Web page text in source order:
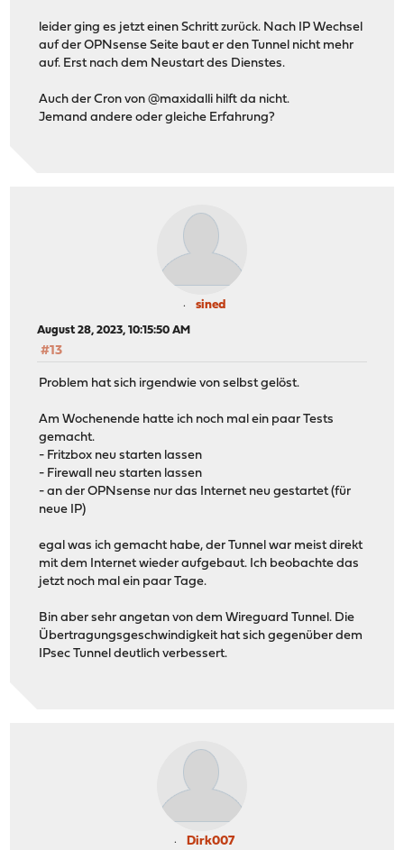
leider ging es jetzt einen Schritt zurück. Nach IP Wechsel
auf der OPNsense Seite baut er den Tunnel nicht mehr
auf. Erst nach dem Neustart des Dienstes.
Auch der Cron von @maxidalli hilft da nicht.
Jemand andere oder gleiche Erfahrung?
sined
August 28, 2023, 10:15:50 AM
#13
Problem hat sich irgendwie von selbst gelöst.
Am Wochenende hatte ich noch mal ein paar Tests
gemacht.
- Fritzbox neu starten lassen
- Firewall neu starten lassen
- an der OPNsense nur das Internet neu gestartet (für
neue IP)
egal was ich gemacht habe, der Tunnel war meist direkt
mit dem Internet wieder aufgebaut. Ich beobachte das
jetzt noch mal ein paar Tage.
Bin aber sehr angetan von dem Wireguard Tunnel. Die
Übertragungsgeschwindigkeit hat sich gegenüber dem
IPsec Tunnel deutlich verbessert.
Dirk007